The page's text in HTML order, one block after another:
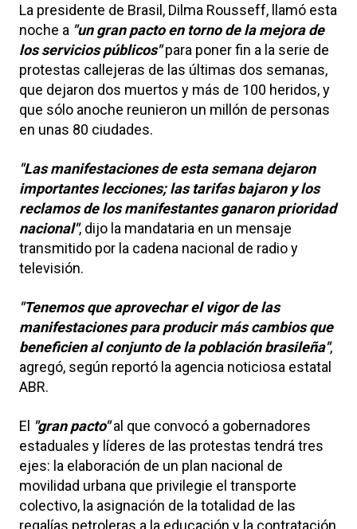
La presidente de Brasil, Dilma Rousseff, llamó esta
noche a "un gran pacto en torno de la mejora de
los servicios públicos"para poner fin a la serie de
protestas callejeras de las últimas dos semanas,
que dejaron dos muertos y más de 100 heridos, y
que sólo anoche reunieron un millón de personas
en unas 80 ciudades.
"Las manifestaciones de esta semana dejaron
importantes lecciones; las tarifas bajaron y los
reclamos de los manifestantes ganaron prioridad
nacional", dijo la mandataria en un mensaje
transmitido por la cadena nacional de radio y
televisión.
"Tenemos que aprovechar el vigor de las
manifestaciones para producir más cambios que
beneficien al conjunto de la población brasileña",
agregó, según reportó la agencia noticiosa estatal
ABR.
El "gran pacto"al que convocó a gobernadores
estaduales y líderes de las protestas tendrá tres
ejes: la elaboración de un plan nacional de
movilidad urbana que privilegie el transporte
colectivo, la asignación de la totalidad de las
regalías petroleras a la educación y la contratación